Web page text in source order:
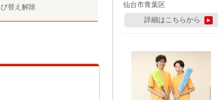
替え解除
仙台市青葉区
詳細はこちらから